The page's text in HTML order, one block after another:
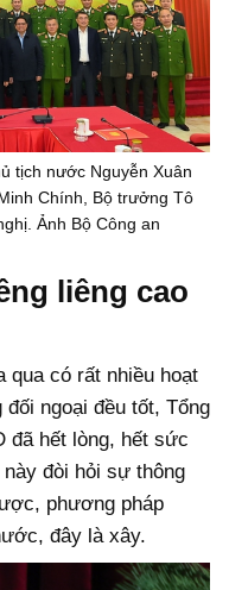
tịch nước Nguyễn Xuân
Chính, Bộ trưởng Tô
Ảnh Bộ Công an
liêng cao
qua có rất nhiều hoạt
ngoại đều tốt, Tổng
đã hết lòng, hết sức
đòi hỏi sự thông
phương pháp
đây là xây.